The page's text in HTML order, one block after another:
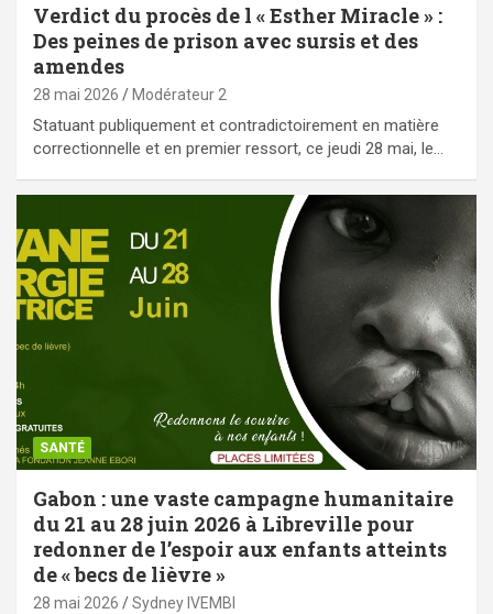
Verdict du procès de l « Esther Miracle » :
Des peines de prison avec sursis et des
amendes
28 mai 2026 Modérateur 2
Statuant publiquement et contradictoirement en matière
correctionnelle et en premier ressort, ce jeudi 28 mai, le…
SANTÉ
Gabon : une vaste campagne humanitaire
du 21 au 28 juin 2026 à Libreville pour
redonner de l’espoir aux enfants atteints
de « becs de lièvre »
28 mai 2026 Sydney IVEMBI